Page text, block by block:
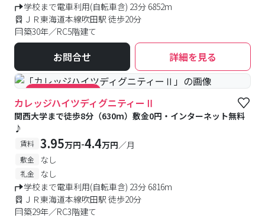
学校まで電車利用(自転車含) 23分 6852m
ＪＲ東海道本線吹田駅 徒歩20分
築30年／RC5階建て
お問合せ 詳細を見る
#キャンペーン実施中
カレッジハイツディグニティーⅡ
関西大学まで徒歩8分（630m）敷金0円・インターネット無料
♪
賃料 3.95万円-4.4万円／月
敷金 なし
礼金
なし
学校まで電車利用(自転車含) 23分 6816m
ＪＲ東海道本線吹田駅 徒歩20分
築29年／RC3階建て